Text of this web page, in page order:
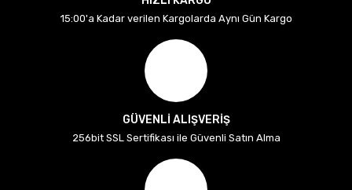
15:00'a Kadar verilen Kargolarda Aynı Gün Kargo
GÜVENLİ ALIŞVERİŞ
256bit SSL Sertifikası ile Güvenli Satın Alma